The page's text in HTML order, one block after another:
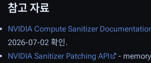
참고 자료
NVIDIA Compute Sanitizer
2026-07-02 확인.
NVIDIA Sanitizer Patching API
-